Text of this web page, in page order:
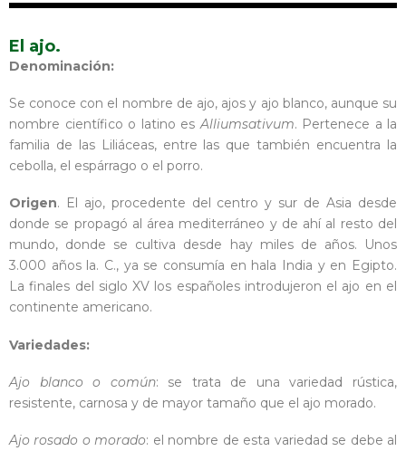
El ajo.
Denominación:
Se conoce con el nombre de ajo, ajos y ajo blanco, aunque su
nombre científico o latino esAlliumsativum. Pertenece a la
familia de las Liliáceas, entre las que también encuentra la
cebolla, el espárrago o el porro.
Origen. El ajo, procedente del centro y sur de Asia desde
donde se propagó al área mediterráneo y de ahí al resto del
mundo, donde se cultiva desde hay miles de años. Unos
3.000 años la. C., ya se consumía en hala India y en Egipto.
La finales del siglo XV los españoles introdujeron el ajo en el
continente americano.
Variedades:
Ajo blanco o común: se trata de una variedad rústica,
resistente, carnosa y de mayor tamaño que el ajo morado.
Ajo rosado o morado: el nombre de esta variedad se debe al